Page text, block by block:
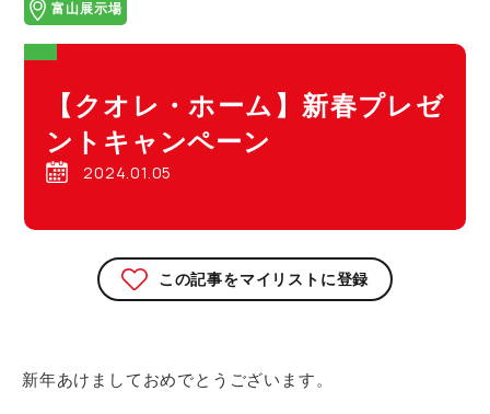
富山展示場
【クオレ・ホーム】新春プレゼ
ントキャンペーン
2024.01.05
この記事をマイリストに登録
新年あけましておめでとうございます。